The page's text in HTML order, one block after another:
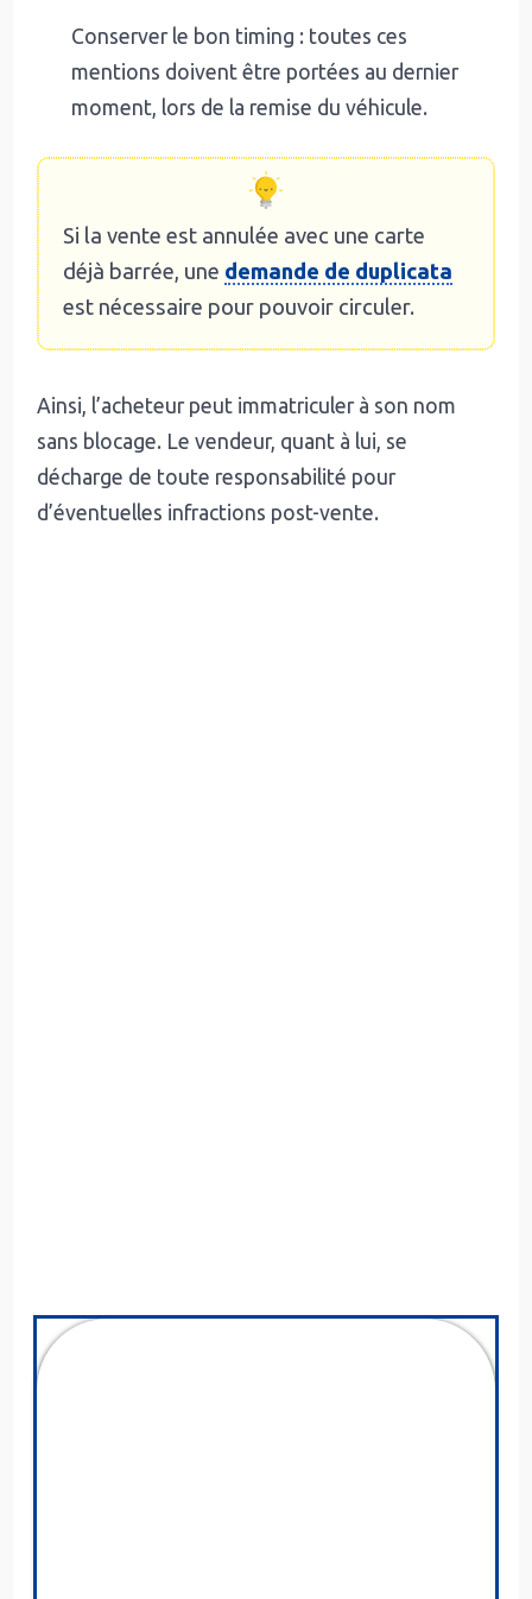
Conserver le bon timing : toutes ces
mentions doivent être portées au dernier
moment, lors de la remise du véhicule.
Si la vente est annulée avec une carte
déjà barrée, une demande de duplicata
est nécessaire pour pouvoir circuler.
Ainsi, l’acheteur peut immatriculer à son nom
sans blocage. Le vendeur, quant à lui, se
décharge de toute responsabilité pour
d’éventuelles infractions post-vente.